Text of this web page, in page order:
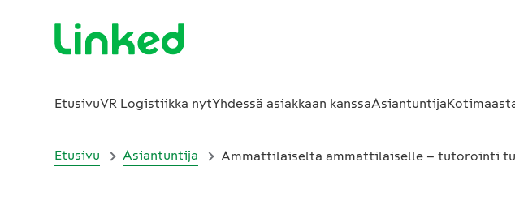
EtusivuVR Logistiikka nytYhdessä asiakkaan kanssaAsiantuntija
Etusivu Asiantuntija Ammattilaiselta ammattilaiselle – tutorointi